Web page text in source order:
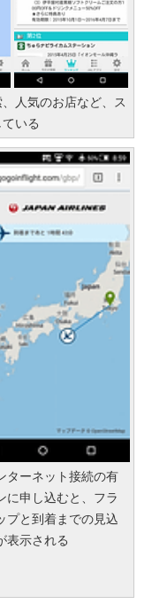
人気のお店など、ス
いる
ターネット接続の有
に申し込むと、フラ
プと到着までの見込
表示される